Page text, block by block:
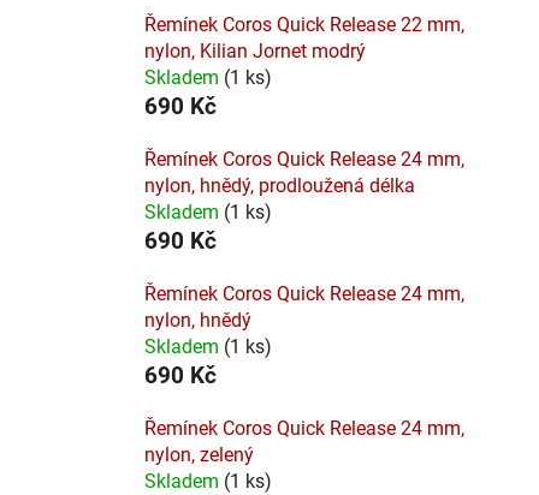
Řemínek Coros Quick Release 22 mm,
nylon, Kilian Jornet modrý
Skladem (1 ks)
690 Kč
Řemínek Coros Quick Release 24 mm,
nylon, hnědý, prodloužená délka
Skladem (1 ks)
690 Kč
Řemínek Coros Quick Release 24 mm,
nylon, hnědý
Skladem (1 ks)
690 Kč
Řemínek Coros Quick Release 24 mm,
nylon, zelený
Skladem (1 ks)